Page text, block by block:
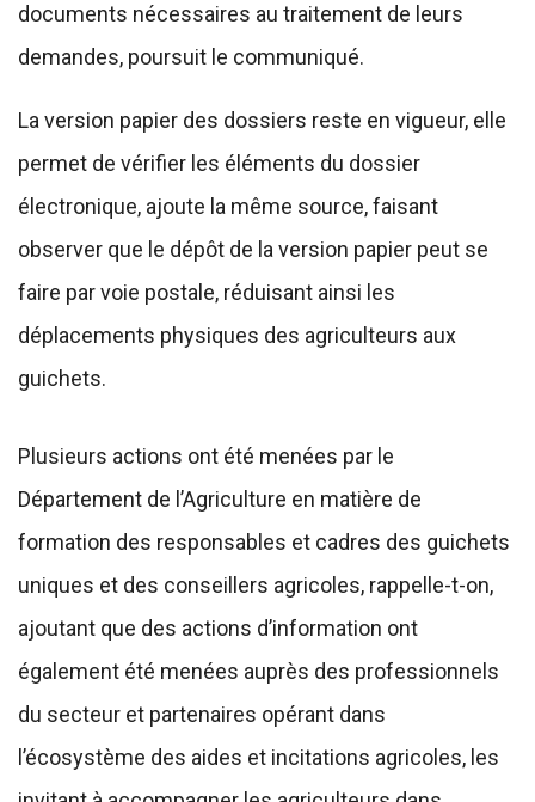
documents nécessaires au traitement de leurs
demandes, poursuit le communiqué.
La version papier des dossiers reste en vigueur, elle
permet de vérifier les éléments du dossier
électronique, ajoute la même source, faisant
observer que le dépôt de la version papier peut se
faire par voie postale, réduisant ainsi les
déplacements physiques des agriculteurs aux
guichets.
Plusieurs actions ont été menées par le
Département de l’Agriculture en matière de
formation des responsables et cadres des guichets
uniques et des conseillers agricoles, rappelle-t-on,
ajoutant que des actions d’information ont
également été menées auprès des professionnels
du secteur et partenaires opérant dans
l’écosystème des aides et incitations agricoles, les